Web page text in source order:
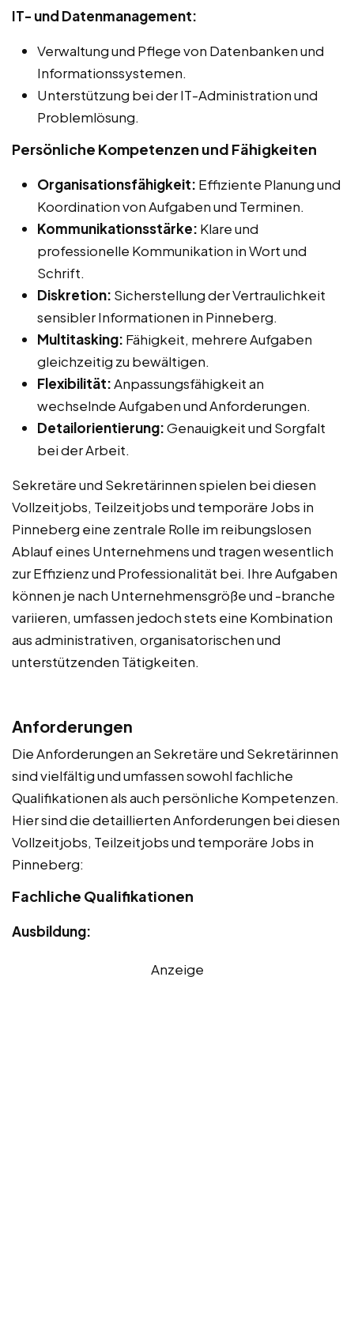
IT- und Datenmanagement:
Verwaltung und Pflege von Datenbanken und
Informationssystemen.
Unterstützung bei der IT-Administration und
Problemlösung.
Persönliche Kompetenzen und Fähigkeiten
Organisationsfähigkeit: Effiziente Planung und
Koordination von Aufgaben und Terminen.
Kommunikationsstärke: Klare und
professionelle Kommunikation in Wort und
Schrift.
Diskretion: Sicherstellung der Vertraulichkeit
sensibler Informationen in Pinneberg.
Multitasking: Fähigkeit, mehrere Aufgaben
gleichzeitig zu bewältigen.
Flexibilität:Anpassungsfähigkeit an
wechselnde Aufgaben und Anforderungen.
Detailorientierung:Genauigkeit und Sorgfalt
bei der Arbeit.
Sekretäre und Sekretärinnen spielen bei diesen
Vollzeitjobs, Teilzeitjobs und temporäre Jobs in
Pinneberg eine zentrale Rolle im reibungslosen
Ablauf eines Unternehmens und tragen wesentlich
zur Effizienz und Professionalität bei. Ihre Aufgaben
können je nach Unternehmensgröße und -branche
variieren, umfassen jedoch stets eine Kombination
aus administrativen, organisatorischen und
unterstützenden Tätigkeiten.
Anforderungen
Die Anforderungen an Sekretäre und Sekretärinnen
sind vielfältig und umfassen sowohl fachliche
Qualifikationen als auch persönliche Kompetenzen.
Hier sind die detaillierten Anforderungen bei diesen
Vollzeitjobs, Teilzeitjobs und temporäre Jobs in
Pinneberg:
Fachliche Qualifikationen
Ausbildung:
Anzeige